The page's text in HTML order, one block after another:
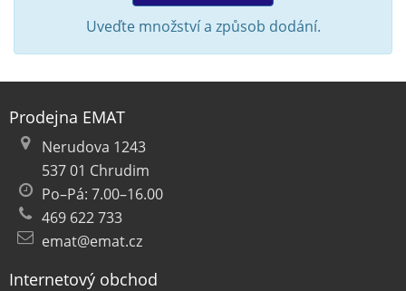
Uveďte množství a způsob dodání.
Prodejna EMAT
Nerudova 1243
537 01 Chrudim
Po–Pá: 7.00–16.00
469 622 733
emat@emat.cz
Internetový obchod